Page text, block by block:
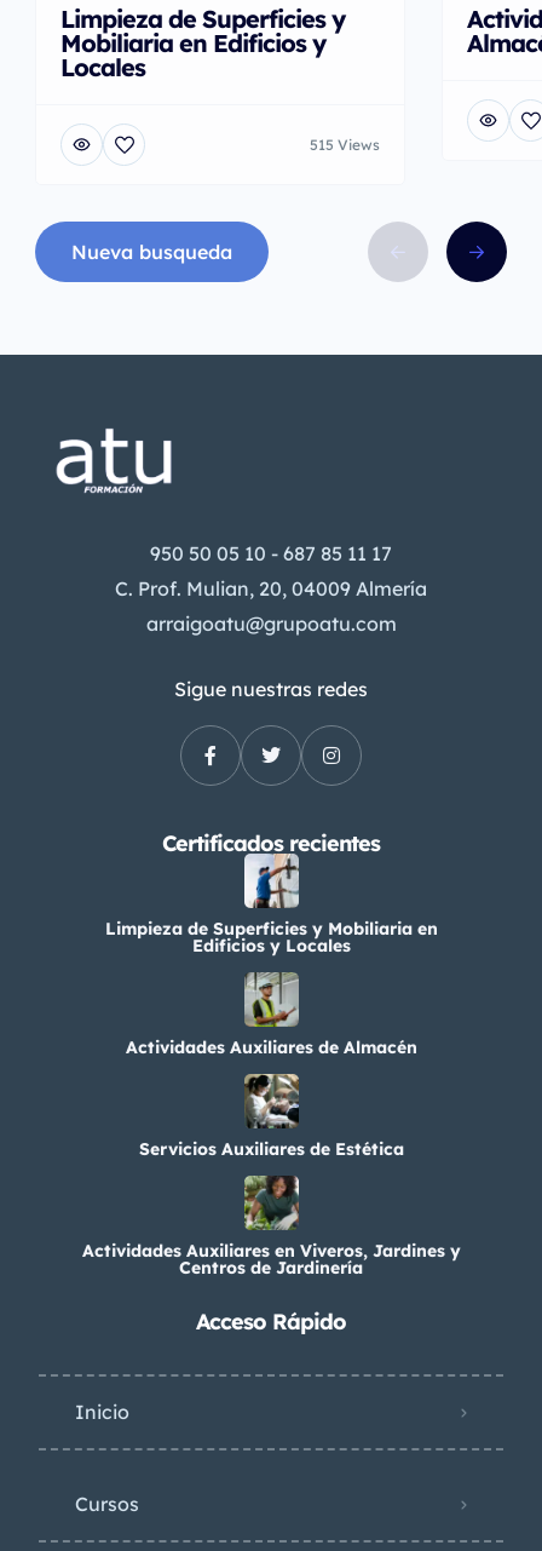
Limpieza de Superficies y
Mobiliaria en Edificios y
Locales
515 Views
Nueva busqueda
950 50 05 10 - 687 85 11 17
C. Prof. Mulian, 20, 04009 Almería
arraigoatu@grupoatu.com
Sigue nuestras redes
Certificados recientes
Limpieza de Superficies y Mobiliaria en
Edificios y Locales
Actividades Auxiliares de Almacén
Servicios Auxiliares de Estética
Actividades Auxiliares en Viveros, Jardines y
Centros de Jardinería
Acceso Rápido
Inicio
Cursos